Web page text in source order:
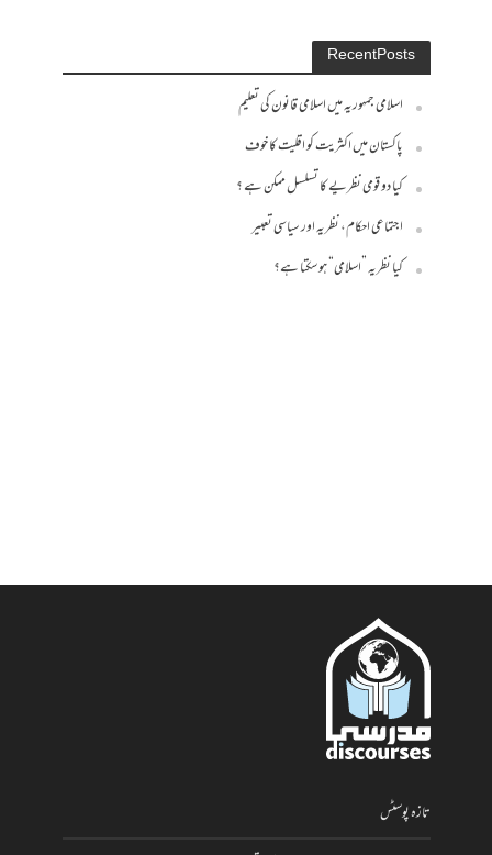
Recent Posts
اسلامی جمہوریہ میں اسلامی قانون کی تعلیم
پاکستان میں اکثریت کو اقلیت کا خوف
کیا دو قومی نظریے کا تسلسل ممکن ہے ؟
اجتماعی احکام، نظریہ اور سیاسی تعبیر
کیا نظریہ ”اسلامی“ ہو سکتا ہے؟
تازہ پوسٹس